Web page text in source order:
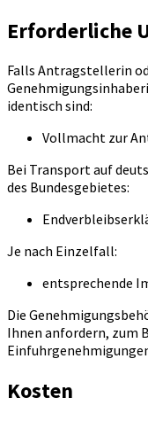
Erforderliche
Falls Antragstellerin
identisch sind:
Vollmacht zur
Bei Transport auf
des Bundesgebietes:
Je nach Einzelfall:
entsprechende
Die
Ihnen anfordern, zum
Kosten